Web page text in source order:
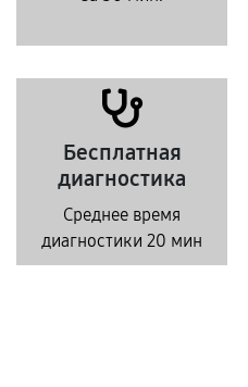
Бесплатная
диагностика
Среднее время
диагностики 20 мин